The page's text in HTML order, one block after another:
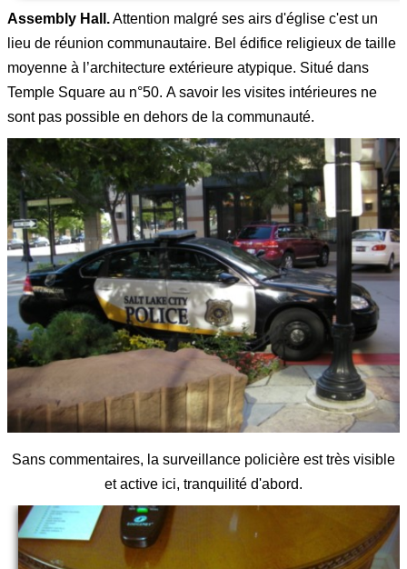
Assembly Hall.Attention malgré ses airs d'église c'est un
lieu de réunion communautaire. Bel édifice religieux de taille
moyenne à l’architecture extérieure atypique. Situé dans
Temple Square au n°50. A savoir les visites intérieures ne
sont pas possible en dehors de la communauté.
Sans commentaires, la surveillance policière est très visible
et active ici, tranquilité d'abord.